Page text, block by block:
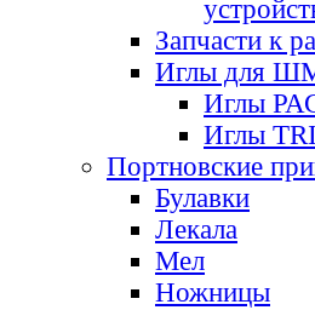
Запчасти к
Иглы для
Иглы
Иглы
Портновские
Булавки
Лекала
Мел
Ножницы